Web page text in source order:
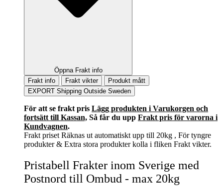
Öppna Frakt info
Frakt info
Frakt vikter
Produkt mått
EXPORT Shipping Outside Sweden
För att se frakt pris Lägg produkten i Varukorgen och
fortsätt till Kassan, Så får du upp Frakt pris för varorna i
Kundvagnen.
Frakt priset Räknas ut automatiskt upp till 20kg , För tyngre
produkter & Extra stora produkter kolla i fliken Frakt vikter.
Pristabell Frakter inom Sverige med
Postnord till Ombud - max 20kg